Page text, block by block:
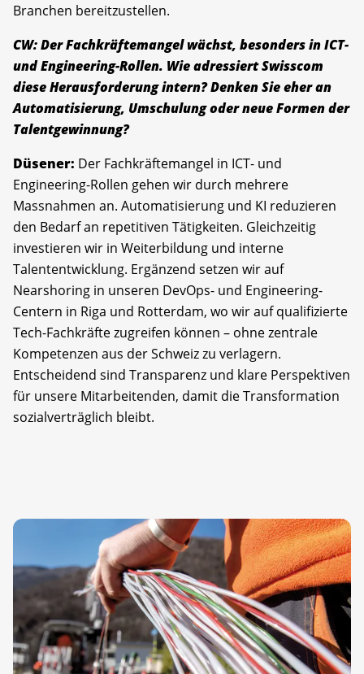
Branchen bereitzustellen.
CW: Der Fachkräftemangel wächst, besonders in ICT-
und Engineering-Rollen. Wie adressiert Swisscom
diese Herausforderung intern? Denken Sie eher an
Automatisierung, Umschulung oder neue Formen der
Talentgewinnung?
Düsener: Der Fachkräftemangel in ICT- und
Engineering-Rollen gehen wir durch mehrere
Massnahmen an. Automatisierung und KI reduzieren
den Bedarf an repetitiven Tätigkeiten. Gleichzeitig
investieren wir in Weiterbildung und interne
Talententwicklung. Ergänzend setzen wir auf
Nearshoring in unseren DevOps- und Engineering-
Centern in Riga und Rotterdam, wo wir auf qualifizierte
Tech-Fachkräfte zugreifen können – ohne zentrale
Kompetenzen aus der Schweiz zu verlagern.
Entscheidend sind Transparenz und klare Perspektiven
für unsere Mitarbeitenden, damit die Transformation
sozialverträglich bleibt.